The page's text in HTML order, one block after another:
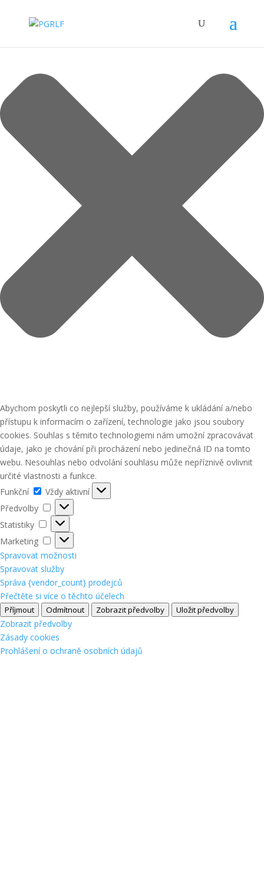
Abychom poskytli co nejlepší služby, používáme k ukládání a/nebo
přístupu k informacím o zařízení, technologie jako jsou soubory
cookies. Souhlas s těmito technologiemi nám umožní zpracovávat
údaje, jako je chování při procházení nebo jedinečná ID na tomto
webu. Nesouhlas nebo odvolání souhlasu může nepříznivě ovlivnit
určité vlastnosti a funkce.
Funkční
Funkční
Vždy aktivní
Předvolby
Předvolby
Statistiky
Statistiky
Marketing
Marketing
Spravovat možnosti
Spravovat služby
Správa {vendor_count} prodejců
Přečtěte si více o těchto účelech
Příjmout Odmítnout Zobrazit předvolby Uložit předvolby
Zobrazit předvolby
Zásady cookies
Prohlášení o ochraně osobních údajů